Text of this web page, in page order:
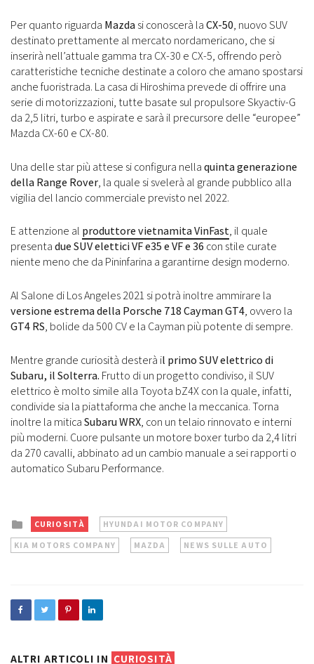
Per quanto riguarda Mazdasi conoscerà laCX-50, nuovo SUV
destinato prettamente al mercato nordamericano, che si
inserirà nell’attuale gamma tra CX-30 e CX-5, offrendo però
caratteristiche tecniche destinate a coloro che amano spostarsi
anche fuoristrada. La casa di Hiroshima prevede di offrire una
serie di motorizzazioni, tutte basate sul propulsore Skyactiv-G
da 2,5 litri, turbo e aspirate e sarà il precursore delle “europee”
Mazda CX-60 e CX-80.
Una delle star più attese si configura nellaquinta generazione
della Range Rover, la quale si svelerà al grande pubblico alla
vigilia del lancio commerciale previsto nel 2022.
E attenzione al produttore vietnamita VinFast, il quale
presentadue SUV elettici VF e35 e VF e 36 con stile curate
niente meno che da Pininfarina a garantirne design moderno.
Al Salone di Los Angeles 2021 si potrà inoltre ammirare la
versione estrema della Porsche 718 Cayman GT4, ovvero la
GT4 RS, bolide da 500 CV e la Cayman più potente di sempre.
Mentre grande curiosità desterà il primo SUV elettrico di
Subaru, il Solterra. Frutto di un progetto condiviso, il SUV
elettrico è molto simile alla Toyota bZ4X con la quale, infatti,
condivide sia la piattaforma che anche la meccanica. Torna
inoltre la miticaSubaru WRX, con un telaio rinnovato e interni
più moderni. Cuore pulsante un motore boxer turbo da 2,4 litri
da 270 cavalli, abbinato ad un cambio manuale a sei rapporti o
automatico Subaru Performance.
Posted
in
CURIOSITÀ
HYUNDAI MOTOR COMPANY
KIA MOTORS COMPANY
MAZDA NEWS SULLE AUTO
ALTRI ARTICOLI IN CURIOSITÀ